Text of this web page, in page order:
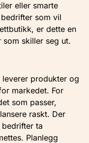
eller smarte
som vil
er dette en
skiller seg ut.
leverer produkter og
markedet. For
som passer,
raskt. Der
ta
Planlegg